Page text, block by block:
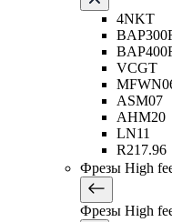
4NKT
VCGT
ASM07
AHM20
LN11
R217.96
Фрезы High
Фрезы High